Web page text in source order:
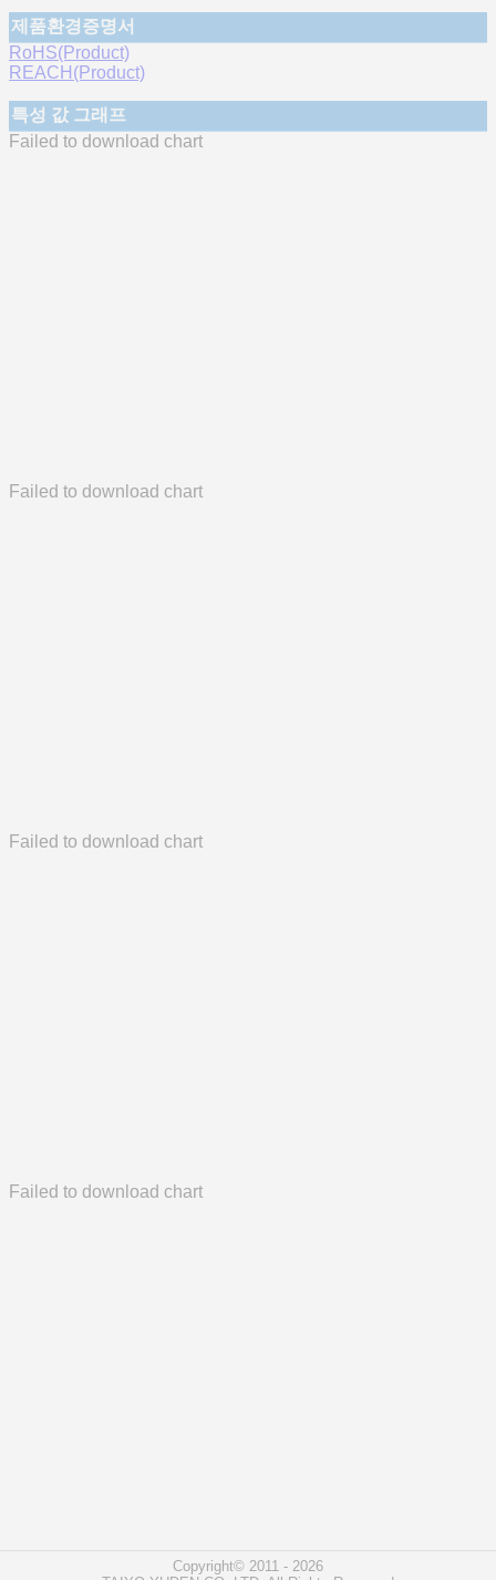
제품환경증명서
RoHS(Product)
REACH(Product)
특성 값 그래프
Failed to download chart
Failed to download chart
Failed to download chart
Failed to download chart
Copyright© 2011 - 2026